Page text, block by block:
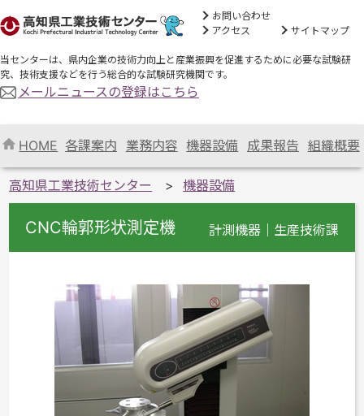
お問い合わせ
アクセス
サイトマップ
当センターは、県内企業の技術力向上と産業振興を促進するために必要な試験研
究、技術支援などを行う総合的な試験研究機関です。
メールニュースの登録はこちら
HOME 各課案内 業務内容 機器設備 成果報告 組織概要
高知県工業技術センター 機器設備
CNC輪郭形状測定機 計測機器｜生産技術課